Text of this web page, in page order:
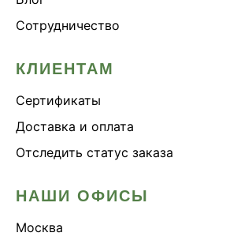
Сотрудничество
КЛИЕНТАМ
Сертификаты
Доставка и оплата
Отследить статус заказа
НАШИ ОФИСЫ
Москва